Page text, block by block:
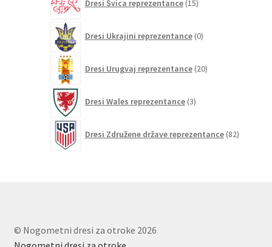
Dresi Švica reprezentance 15izdelkov
Dresi Ukrajini reprezentance 0izdelkov
Dresi Urugvaj reprezentance 20izdelkov
Dresi Wales reprezentance 3izdelki
Dresi Združene države reprezentance 82izdelkov
© Nogometni dresi za otroke 2026